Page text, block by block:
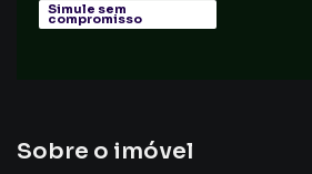
Simule sem
compromisso
Sobre o imóvel